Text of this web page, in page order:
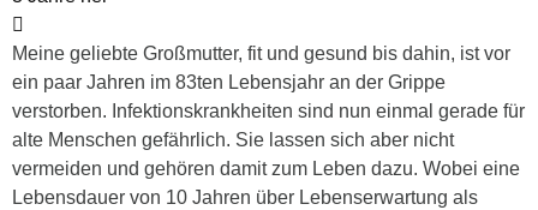
Meine geliebte Großmutter, fit und gesund bis dahin, ist vor
ein paar Jahren im 83ten Lebensjahr an der Grippe
verstorben. Infektionskrankheiten sind nun einmal gerade für
alte Menschen gefährlich. Sie lassen sich aber nicht
vermeiden und gehören damit zum Leben dazu. Wobei eine
Lebensdauer von 10 Jahren über Lebenserwartung als